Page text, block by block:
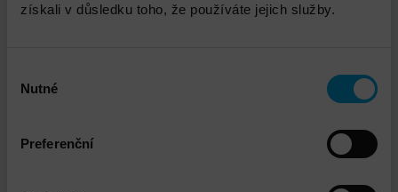
získali v důsledku toho, že používáte jejich služby.
souhlasu
Nutné
Preferenční